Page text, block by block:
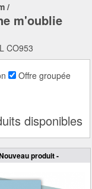
/
m'oublie
CO953
Offre groupée
disponibles
produit -